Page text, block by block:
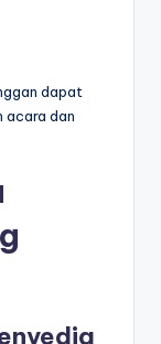
dapat
acara dan